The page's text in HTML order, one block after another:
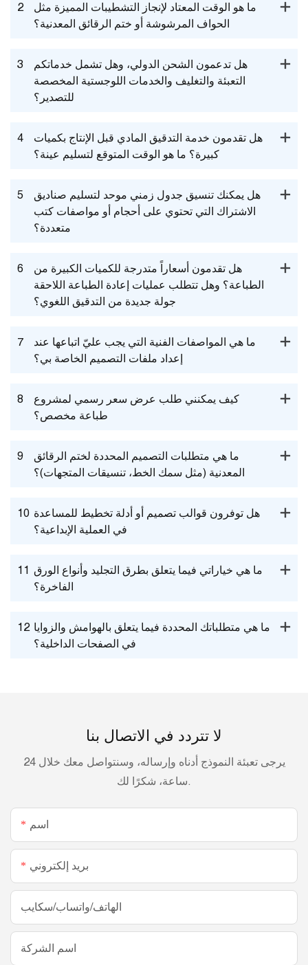
2
ما هو الوقت المعتاد لإنجاز التشطيبات المميزة مثل
الحواف المرشوشة أو ختم الرقائق المعدنية؟
3
هل تدعمون الشحن الدولي، وهل تشمل خدماتكم
التعبئة والتغليف والخدمات اللوجستية المخصصة
للتصدير؟
4
هل تقدمون خدمة التدقيق المادي قبل الإنتاج بكميات
كبيرة؟ ما هو الوقت المتوقع لتسليم عينة؟
5
هل يمكنك تنسيق جدول زمني موحد لتسليم صناديق
الاشتراك التي تحتوي على أحجام أو مواصفات كتب
متعددة؟
6
هل تقدمون أسعاراً متدرجة للكميات الكبيرة من
الطباعة؟ وهل تتطلب عمليات إعادة الطباعة اللاحقة
جولة جديدة من التدقيق اللغوي؟
7
ما هي المواصفات الفنية التي يجب عليّ اتباعها عند
إعداد ملفات التصميم الخاصة بي؟
8
كيف يمكنني طلب عرض سعر رسمي لمشروع
طباعة مخصص؟
9
ما هي متطلبات التصميم المحددة لختم الرقائق
المعدنية (مثل سمك الخط، تنسيقات المتجهات)؟
10 هل توفرون قوالب تصميم أو أدلة تخطيط للمساعدة
في العملية الإبداعية؟
11 ما هي خياراتي فيما يتعلق بطرق التجليد وأنواع الورق
الفاخرة؟
12 ما هي متطلباتك المحددة فيما يتعلق بالهوامش والزوايا
في الصفحات الداخلية؟
لا تتردد في الاتصال بنا
يرجى تعبئة النموذج أدناه وإرساله، وسنتواصل معك خلال 24
ساعة، شكرًا لك.
اسم
بريد إلكتروني
الهاتف/واتساب/سكايب
اسم الشركة